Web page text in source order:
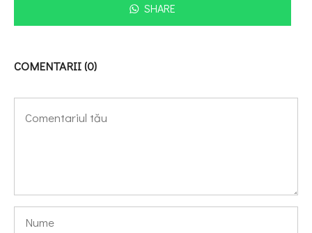
SHARE
COMENTARII (0)